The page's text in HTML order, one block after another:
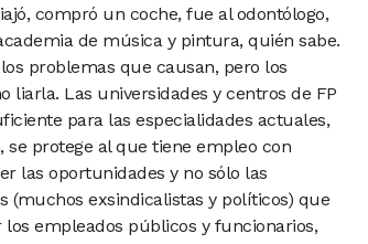
compró un coche, fue al odontólogo,
de música y pintura, quién sabe.
problemas que causan, pero los
liarla. Las universidades y centros de FP
para las especialidades actuales,
protege al que tiene empleo con
las oportunidades y no sólo las
(muchos exsindicalistas y políticos) que
empleados públicos y funcionarios,